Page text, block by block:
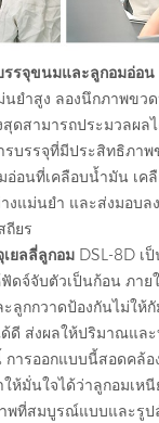
รรจุขนมและลูกอมอ่อน
ยำสูง ลองนึกภาพขว
สุดสามารถประมวลผ
บรรจุที่มีประสิทธิภาพ
อ่อนที่เคลือบน้ำมัน เค
งแม่นยำ และส่งมอบ
ถียร
เยลลี่ลูกอม DSL-8D เ
ดจ์จับตัวเป็นก้อน ภาย
ะลูกกวาดป้องกันไม่ให้
ดี ส่งผลให้ปริมาณแล
ารออกแบบนี้สอดคล้อ
มั่นใจได้ว่าลูกอมเหนี
พที่สมบูรณ์แบบและรูป